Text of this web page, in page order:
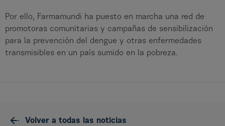
Por ello, Farmamundi ha puesto en marcha una red de
promotoras comunitarias y campañas de sensibilización
para la prevención del dengue y otras enfermedades
transmisibles en un país sumido en la pobreza.
Volver a todas las noticias